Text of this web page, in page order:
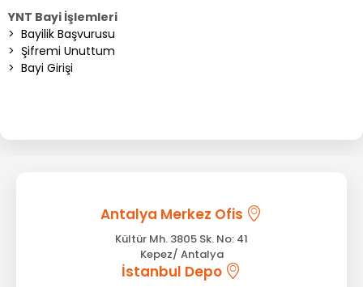
YNT Bayi İşlemleri
> Bayilik Başvurusu
> Şifremi Unuttum
> Bayi Girişi
Antalya Merkez Ofis
Kültür Mh. 3805 Sk. No: 41
Kepez/ Antalya
İstanbul Depo